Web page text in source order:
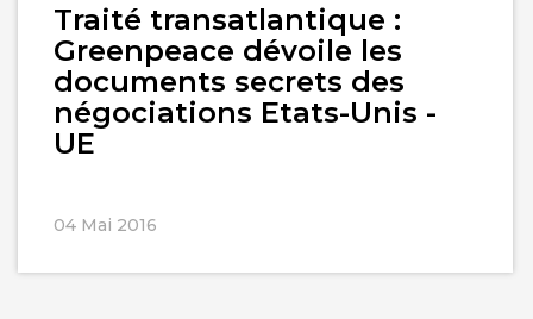
Traité transatlantique :
Greenpeace dévoile les
documents secrets des
négociations Etats-Unis -
UE
04 Mai 2016